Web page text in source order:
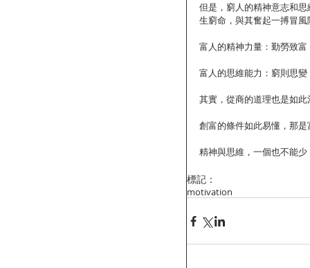
但是，窮人的精神意志和
生窮命，與其奮起一搏冒風
富人的精神力量：勤勞致
富人的思維能力：窮則思
其實，從商的道理也是如此
創富的條件如此易懂，那是
精神與思維，一個也不能少
標記：
motivation